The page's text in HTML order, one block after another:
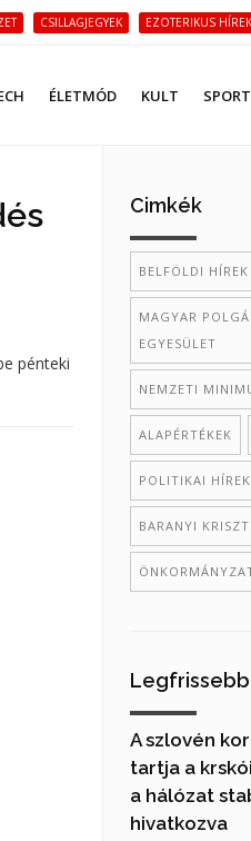
CSILLAGJEGYEK EZOTERIKUS HÍREK
ÉLETMÓD KULT SPORT
pénteki
Cimkék
BELFÖLDI HÍREK
MAGYAR
EGYESÜLET
NEMZETI
ALAPÉRTÉKEK
POLITIKAI HÍREK
BARANYI
A szlovén
tartja a
a hálózat
hivatkozva